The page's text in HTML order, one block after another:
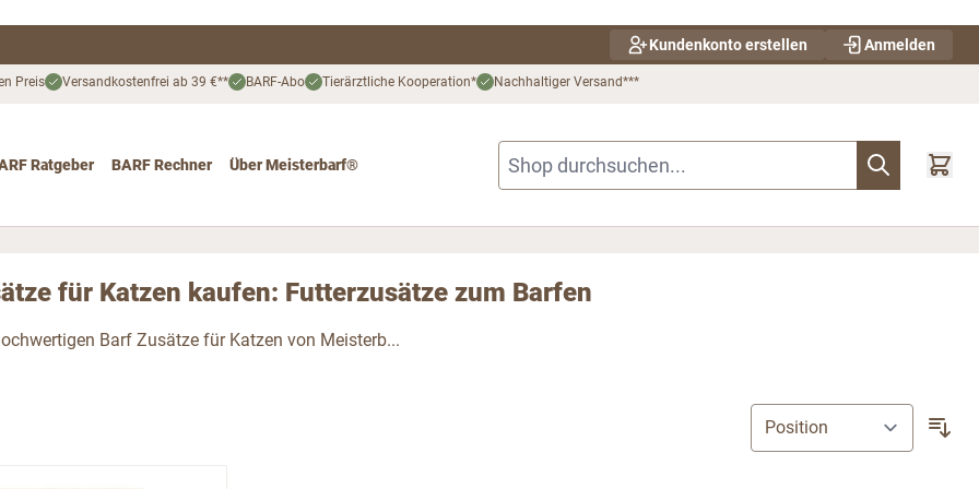
Nachhaltiger Versand***
for Katze
submenu for Angebote
für Katzen kaufen: Futterzusätze zum Barfen
Barf Zusätze für Katzen von Meisterb...